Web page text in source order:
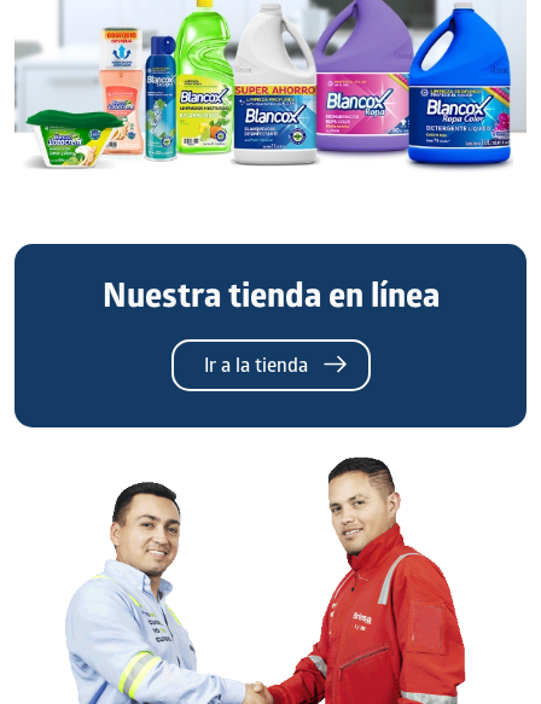
Nuestra tienda en línea
Ir a la tienda